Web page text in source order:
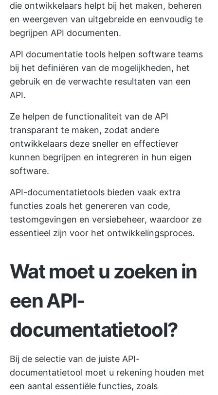
die ontwikkelaars helpt bij het maken, beheren
en weergeven van uitgebreide en eenvoudig te
begrijpen API documenten.
API documentatie tools helpen software teams
bij het definiëren van de mogelijkheden, het
gebruik en de verwachte resultaten van een
API.
Ze helpen de functionaliteit van de API
transparant te maken, zodat andere
ontwikkelaars deze sneller en effectiever
kunnen begrijpen en integreren in hun eigen
software.
API-documentatietools bieden vaak extra
functies zoals het genereren van code,
testomgevingen en versiebeheer, waardoor ze
essentieel zijn voor het ontwikkelingsproces.
Wat moet u zoeken in
een API-
documentatietool?
Bij de selectie van de juiste API-
documentatietool moet u rekening houden met
een aantal essentiële functies, zoals